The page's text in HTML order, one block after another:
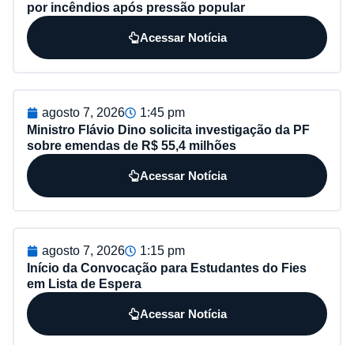
por incêndios após pressão popular
Acessar Notícia
agosto 7, 2026
1:45 pm
Ministro Flávio Dino solicita investigação da PF
sobre emendas de R$ 55,4 milhões
Acessar Notícia
agosto 7, 2026
1:15 pm
Início da Convocação para Estudantes do Fies
em Lista de Espera
Acessar Notícia